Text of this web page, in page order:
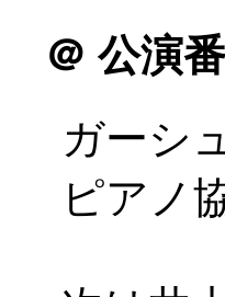
＠ 公演
ガーシ
ピアノ